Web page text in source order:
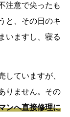
注意で尖ったも
と、その日のキ
いますし、寝る
していますが、
りません。その
ンへ直接修理に